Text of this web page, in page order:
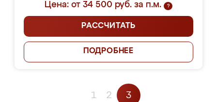
Цена: от 34 500 руб. за п.м.
?
РАССЧИТАТЬ
ПОДРОБНЕЕ
1 2 3